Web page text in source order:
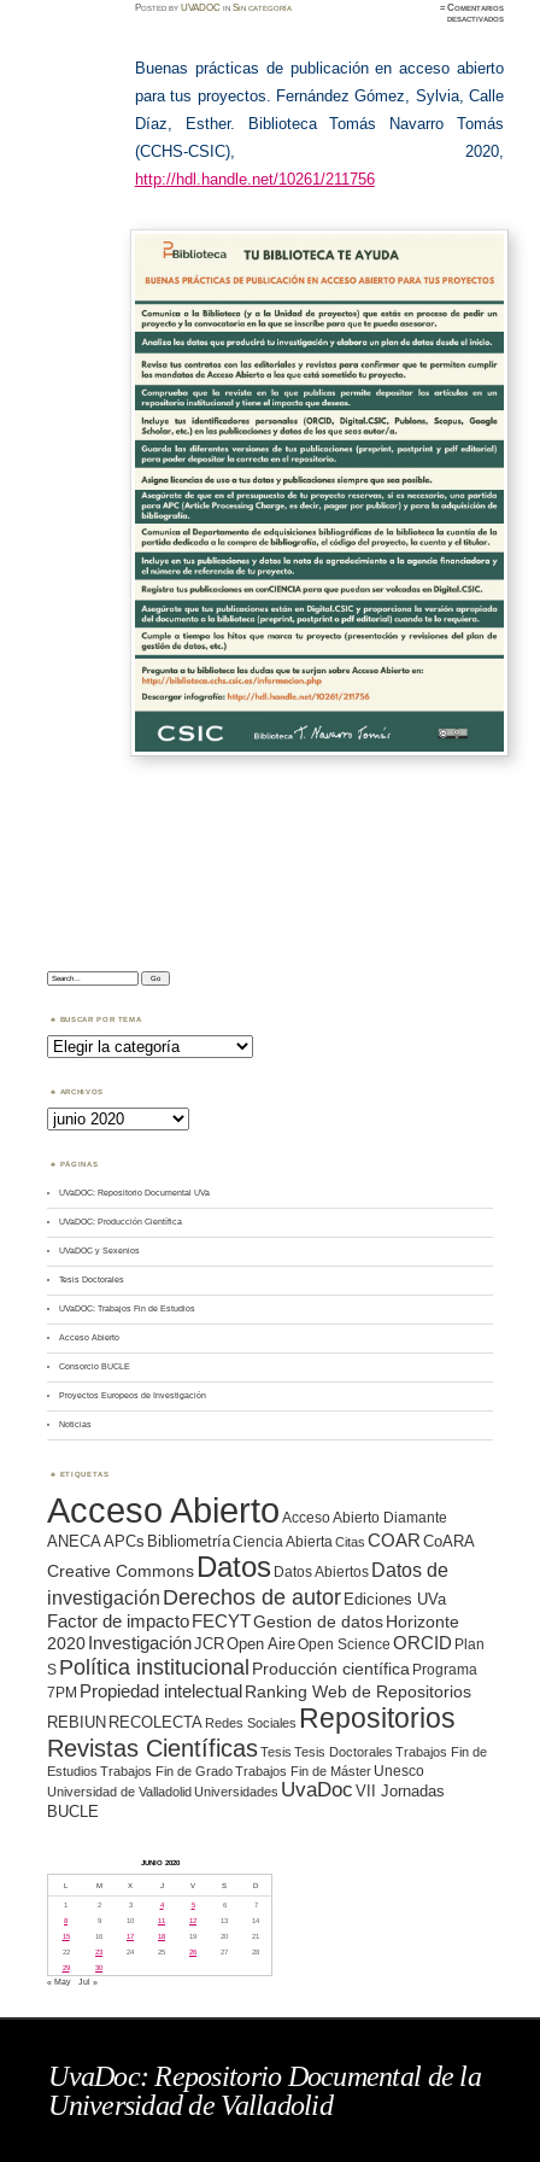
PostedbyUVADOC inSin categoría ≈Comentarios
desactivadosen
Buenas prácticas de publicación en acceso abierto
para tus proyectos. Fernández Gómez, Sylvia, Calle
Díaz, Esther. Biblioteca Tomás Navarro Tomás
(CCHS-CSIC), 2020,
http://hdl.handle.net/10261/211756
Search:
BUSCAR POR TEMA
Buscar
por
Tema
ARCHIVOS
Archivos
PÁGINAS
UVaDOC: Repositorio Documental UVa
UVaDOC: Producción Científica
UVaDOC y Sexenios
Tesis Doctorales
UVaDOC: Trabajos Fin de Estudios
Acceso Abierto
Consorcio BUCLE
Proyectos Europeos de Investigación
Noticias
ETIQUETAS
Acceso Abierto Acceso Abierto Diamante
ANECAAPCs BibliometríaCiencia Abierta Citas COAR CoARA
Creative Commons Datos Datos Abiertos Datos de
investigación Derechos de autor Ediciones UVa
Factor de impacto FECYTGestion de datosHorizonte
2020 InvestigaciónJCROpen AireOpen Science ORCID Plan
S Política institucional Producción científica Programa
7PM Propiedad intelectualRanking Web de Repositorios
REBIUN RECOLECTA Redes Sociales Repositorios
Revistas CientíficasTesis Tesis Doctorales Trabajos Fin de
Estudios Trabajos Fin de GradoTrabajos Fin de Máster Unesco
Universidad de Valladolid Universidades UvaDoc VII Jornadas
BUCLE
JUNIO 2020
L M X J V S D
1 2 3 4 5 6
7
8
9 10 11 12 13
14
15
16 17 18 19 20
21
22
23 24 25 26 27
28
29
30
« May Jul »
UvaDoc: Repositorio Documental de la
Universidad de Valladolid